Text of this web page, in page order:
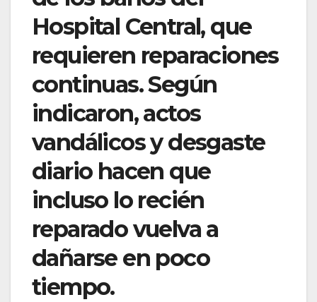
Hospital Central, que
requieren reparaciones
continuas. Según
indicaron, actos
vandálicos y desgaste
diario hacen que
incluso lo recién
reparado vuelva a
dañarse en poco
tiempo.